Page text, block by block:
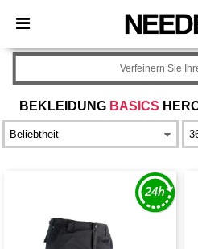
× Needen App
Bessere Preise in der App!
BEKLEIDUNG BASICS
Verfeinern Sie